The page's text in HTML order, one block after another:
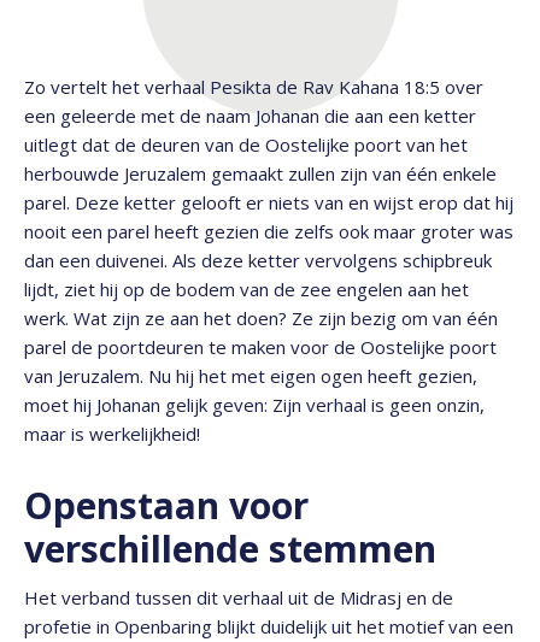
Zo vertelt het verhaal Pesikta de Rav Kahana 18:5 over
een geleerde met de naam Johanan die aan een ketter
uitlegt dat de deuren van de Oostelijke poort van het
herbouwde Jeruzalem gemaakt zullen zijn van één enkele
parel. Deze ketter gelooft er niets van en wijst erop dat hij
nooit een parel heeft gezien die zelfs ook maar groter was
dan een duivenei. Als deze ketter vervolgens schipbreuk
lijdt, ziet hij op de bodem van de zee engelen aan het
werk. Wat zijn ze aan het doen? Ze zijn bezig om van één
parel de poortdeuren te maken voor de Oostelijke poort
van Jeruzalem. Nu hij het met eigen ogen heeft gezien,
moet hij Johanan gelijk geven: Zijn verhaal is geen onzin,
maar is werkelijkheid!
Openstaan voor
verschillende stemmen
Het verband tussen dit verhaal uit de Midrasj en de
profetie in Openbaring blijkt duidelijk uit het motief van een